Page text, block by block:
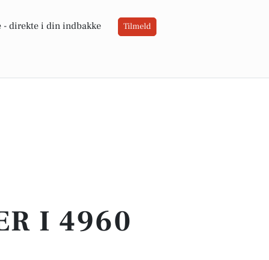
- direkte i din indbakke Tilmeld
I 4960